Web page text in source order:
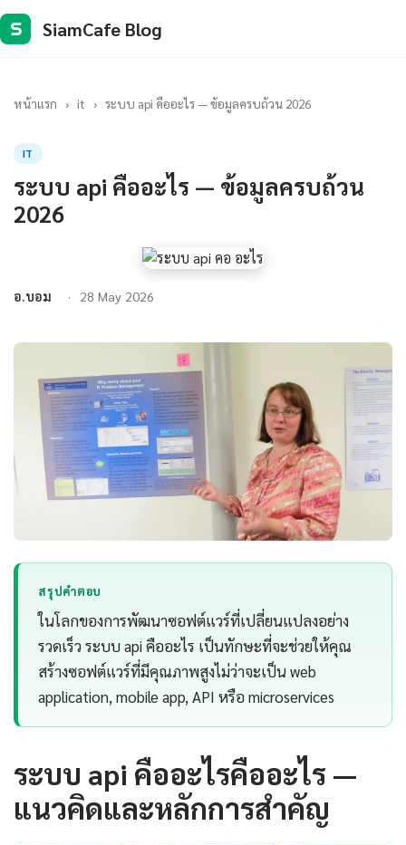
S SiamCafe Blog
หน้าแรก › it › ระบบ api คืออะไร — ข้อมูลครบถ้วน 2026
IT
ระบบ api คืออะไร — ข้อมูลครบถ้วน
2026
อ.บอม 28 May 2026
สรุปคำตอบ
ในโลกของการพัฒนาซอฟต์แวร์ที่เปลี่ยนแปลงอย่าง
รวดเร็ว ระบบ api คืออะไร เป็นทักษะที่จะช่วยให้คุณ
สร้างซอฟต์แวร์ที่มีคุณภาพสูงไม่ว่าจะเป็น web
application, mobile app, API หรือ microservices
ระบบ api คืออะไรคืออะไร —
แนวคิดและหลักการสำคัญ